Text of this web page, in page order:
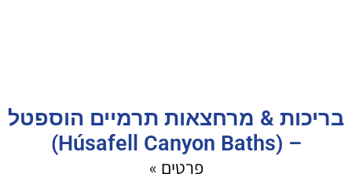
בריכות & מרחצאות תרמיים הוספטל
– (Húsafell Canyon Baths)
פרטים »